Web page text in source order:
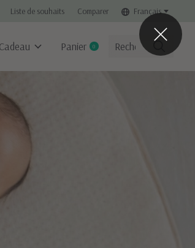
Liste de souhaits Comparer Français
Cadeau Panier 0items